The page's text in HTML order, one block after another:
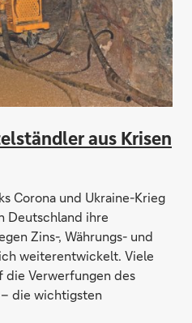
aus Krisen
Corona und Ukraine-Krieg
Deutschland ihre
Zins-, Währungs- und
weiterentwickelt. Viele
die Verwerfungen des
die wichtigsten